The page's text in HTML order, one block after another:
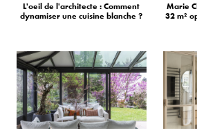
L'oeil de l'architecte : Comment
dynamiser une cuisine blanche ?
Marie
32 m²